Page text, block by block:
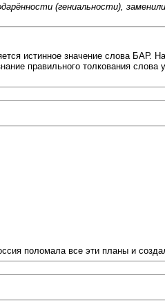
(гениальности),
истинное значение слова БАР.
правильного толкования
поломала все эти планы и